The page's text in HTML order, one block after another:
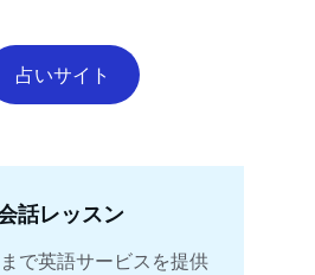
話レッスン
で英語サービスを提供
占いサイト